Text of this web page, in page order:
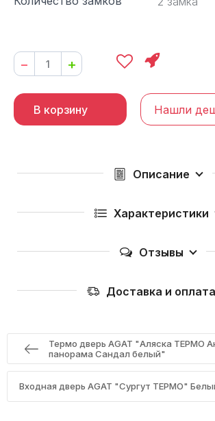
− +
В корзину Нашли
Описание
Характеристики
Отзывы
Доставка и оплата
Термо дверь AGAT "Аляска ТЕРМО
панорама Сандал белый"
Входная дверь AGAT "Сургут ТЕРМО"